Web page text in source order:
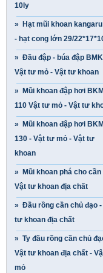
10ly
» Hạt mũi khoan
- hạt cong lớn 29/
» Đầu đập - búa đập
Vật tư mỏ - Vật tư khoan
» Mũi khoan đập hơi
110 Vật tư mỏ - Vật tư
» Mũi khoan đập hơi
130 - Vật tư mỏ - Vật tư
khoan
» Mũi khoan phá cho cần
Vật tư khoan địa chất
» Đầu rồng cần chủ đạo -
tư khoan địa chất
» Ty đầu rồng cần chủ
Vật tư khoan địa chất -
mỏ